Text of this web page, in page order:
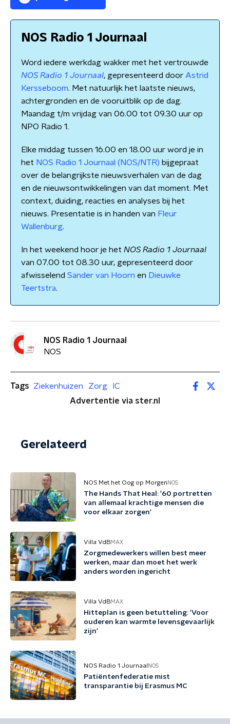
NOS Radio 1 Journaal
Word iedere werkdag wakker met het vertrouwde
NOS Radio 1 Journaal, gepresenteerd door Astrid
Kersseboom. Met natuurlijk het laatste nieuws,
achtergronden en de vooruitblik op de dag.
Maandag t/m vrijdag van 06.00 tot 09.30 uur op
NPO Radio 1.
Elke middag tussen 16.00 en 18.00 uur word je in
het NOS Radio 1 Journaal (NOS/NTR) bijgepraat
over de belangrijkste nieuwsverhalen van de dag
en de nieuwsontwikkelingen van dat moment. Met
context, duiding, reacties en analyses bij het
nieuws. Presentatie is in handen van Fleur
Wallenburg.
In het weekend hoor je het NOS Radio 1 Journaal
van 07.00 tot 08.30 uur, gepresenteerd door
afwisselend Sander van Hoorn en Dieuwke
Teertstra.
NOS Radio 1 Journaal
NOS
Tags Ziekenhuizen Zorg
IC
Advertentie via ster.nl
Gerelateerd
NOS Met het Oog op Morgen NOS
The Hands That Heal: '60 portretten
van allemaal krachtige mensen die
voor elkaar zorgen'
Villa VdBMAX
Zorgmedewerkers willen best meer
werken, maar dan moet het werk
anders worden ingericht
Villa VdBMAX
Hitteplan is geen betutteling: 'Voor
ouderen kan warmte levensgevaarlijk
zijn'
NOS Radio 1 Journaal NOS
Patiëntenfederatie mist
transparantie bij Erasmus MC